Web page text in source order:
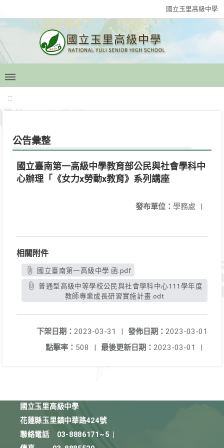
國立玉里高級中學
:::
公告彙整
國立臺南第一高級中學教育部公民與社會學科中
心辦理「《女力x勞動x教育》系列講座
發布單位： 學務處 |
相關附件
國立臺南第一高級中學 函.pdf
普通型高級中等學校公民與社會學科中心111學年度
教師專業成長研習實施計畫.odt
發佈日期： 2023-03-01
下架日期： 2023-03-31
|
最後更新日期： 2023-03-01 |
點擊率： 508 |
國立玉里高級中學
花蓮縣玉里鎮中華路424號
聯絡電話
03-8886171~5